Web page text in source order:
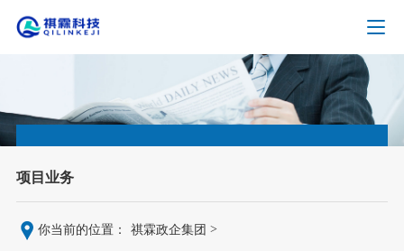
项目业务
你当前的位置： 祺霖政企集团 >